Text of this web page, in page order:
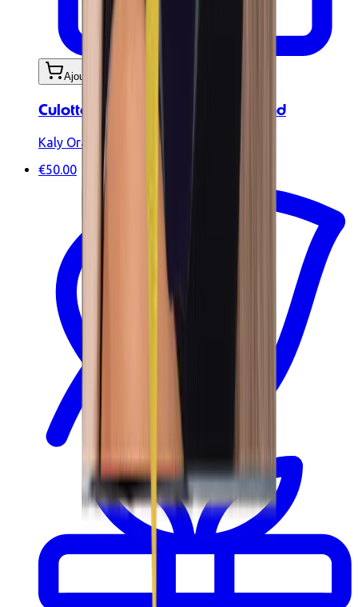
Ajouter au panier
Culotte de bikini taille basse Sand
Kaly Ora
€50.00